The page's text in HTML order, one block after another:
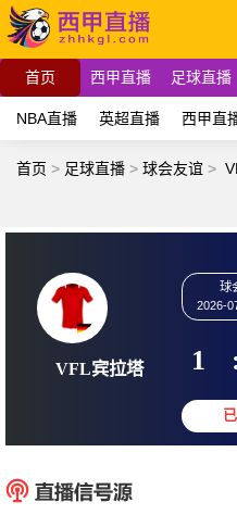
首页 西甲直播 足球直播
NBA直播 英超直播 西甲直
首页 > 足球直播 > 球会友谊 >
VFL宾拉塔